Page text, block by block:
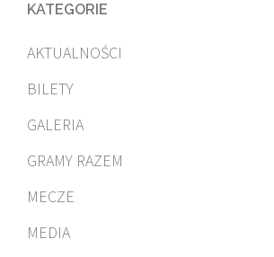
KATEGORIE
AKTUALNOŚCI
BILETY
GALERIA
GRAMY RAZEM
MECZE
MEDIA